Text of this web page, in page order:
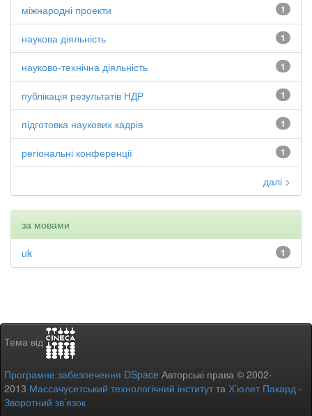
1
міжнародні проекти
1
наукова діяльність
1
науково-технічна діяльність
1
публікація результатів НДР
1
підготовка наукових кадрів
1
регіональні конференції
далі >
за мовами
1
uk
Тема від
Програмне забезпечення DSpace Авторські права © 2002-
2013 Массачусетський технологічний інститутта Х’юлет Пакард -
Зворотний зв’язок